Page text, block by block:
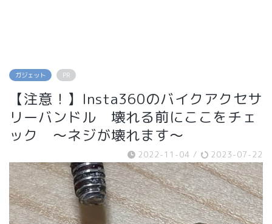
ガジェット PR
【注意！】Insta360のバイクアクセサ
リーバンドル 壊れる前にここをチェ
ック ～ネジが壊れます～
2022-11-04 / 2023-07-22